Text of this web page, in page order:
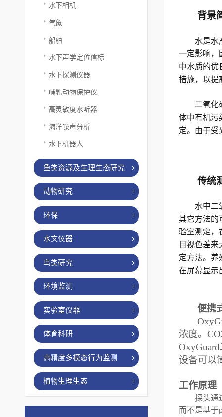
水下相机
气象
船舶
水下声学定位信标
水下探测仪器
哺乳动物保护仪
高灵敏度水听器
海洋噪声分析
水下机器人
鱼类资源及生理生态研究
动物研究
环保
水文仪器
鸟类研究
环境监测
实验室仪器
体育科研
高精度多模态行为监测
植物生理生态
背景
水是水
一定影响，
中水质的优
措施，以提
二氧化
体中有机污
定。由于受
传统
水中二
其它方法的
验室测定，
目视色差
定方法。养
在屏幕显示
便携
浓度。
OxyGuard
设备可以
工作原理
探头通
而不是基于